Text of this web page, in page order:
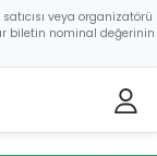
veya organizatörü
biletin nominal değerinin